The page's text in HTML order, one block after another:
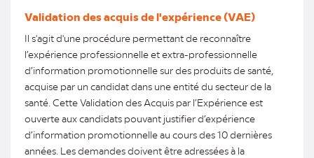
Validation des acquis de l'expérience (VAE)
Il s'agit d'une procédure permettant de reconnaître
l’expérience professionnelle et extra-professionnelle
d’information promotionnelle sur des produits de santé,
acquise par un candidat dans une entité du secteur de la
santé. Cette Validation des Acquis par l’Expérience est
ouverte aux candidats pouvant justifier d’expérience
d’information promotionnelle au cours des 10 dernières
années. Les demandes doivent être adressées à la